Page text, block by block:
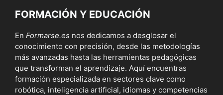
FORMACIÓN Y EDUCACIÓN
En Formarse.es nos dedicamos a desglosar el
conocimiento con precisión, desde las metodologías
más avanzadas hasta las herramientas pedagógicas
que transforman el aprendizaje. Aquí encuentras
formación especializada en sectores clave como
robótica, inteligencia artificial, idiomas y competencias